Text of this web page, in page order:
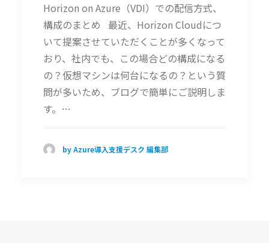
Horizon on Azure（VDI）での配信方式、
構成のまとめ 最近、Horizon Cloudにつ
いて提案させていただくことが多くなって
おり、社内でも、この場合どの構成になる
の？仮想マシンは何台になるの？という質
問が多いため、ブログで簡単にご説明しま
す。…
by Azure導入支援デスク 編集部